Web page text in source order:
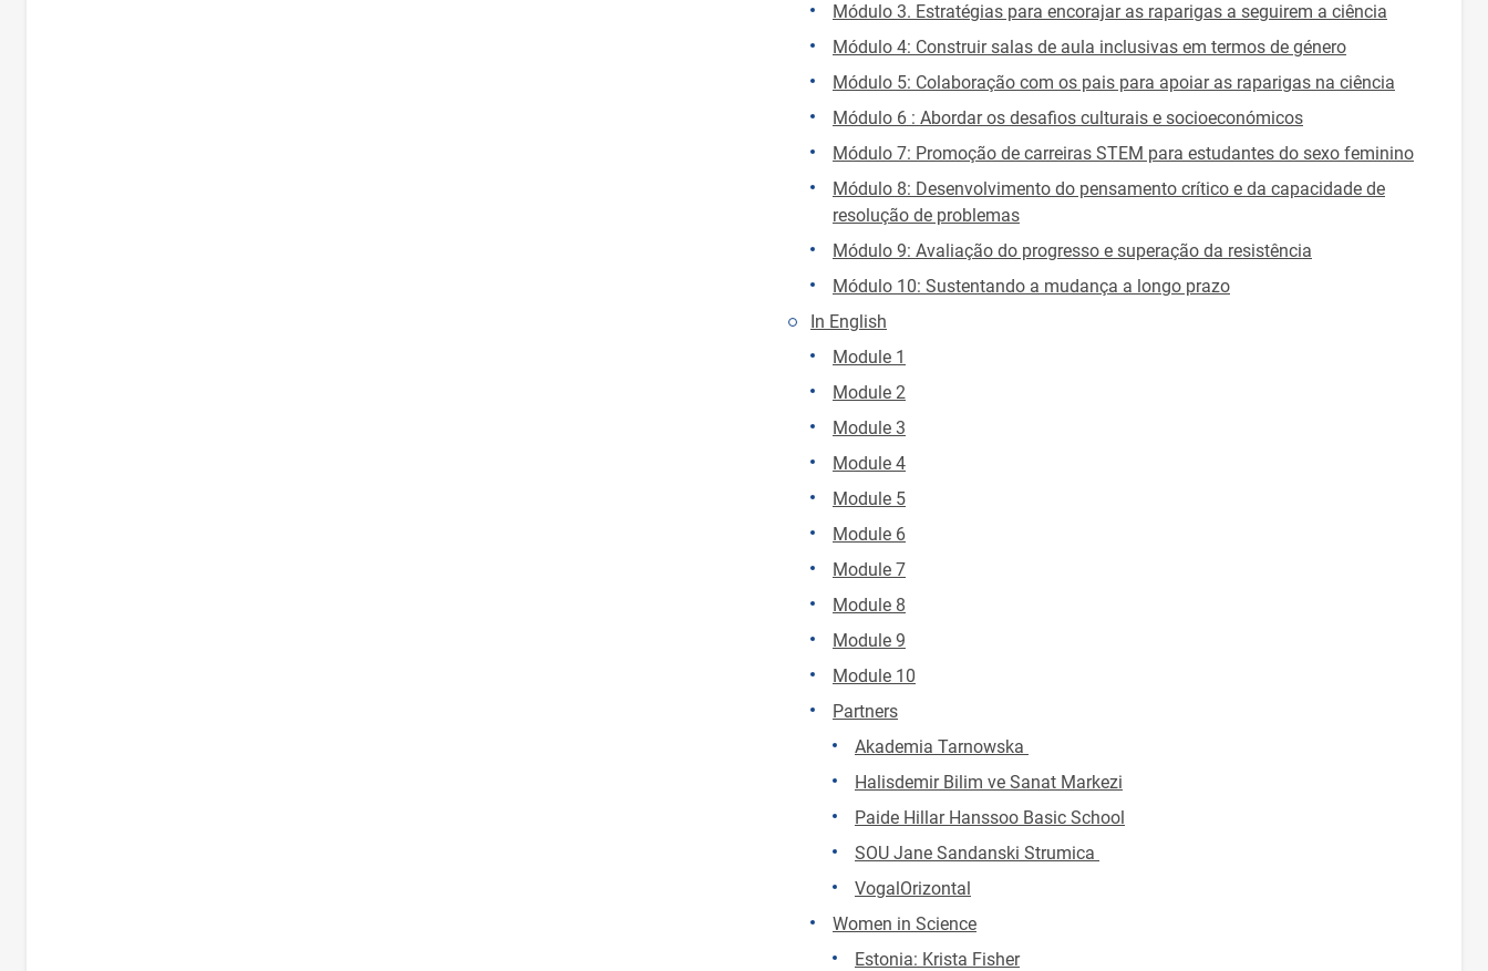
Módulo 3. Estratégias para encorajar as raparigas a seguirem a ciência
Módulo 4: Construir salas de aula inclusivas em termos de género
Módulo 5: Colaboração com os pais para apoiar as raparigas na ciência
Módulo 6 : Abordar os desafios culturais e socioeconómicos
Módulo 7: Promoção de carreiras STEM para estudantes do sexo feminino
Módulo 8: Desenvolvimento do pensamento crítico e da capacidade de
resolução de problemas
Módulo 9: Avaliação do progresso e superação da resistência
Módulo 10: Sustentando a mudança a longo prazo
In English
Module 1
Module 2
Module 3
Module 4
Module 5
Module 6
Module 7
Module 8
Module 9
Module 10
Partners
Akademia Tarnowska
Halisdemir Bilim ve Sanat Markezi
Paide Hillar Hanssoo Basic School
SOU Jane Sandanski Strumica
VogalOrizontal
Women in Science
Estonia: Krista Fisher